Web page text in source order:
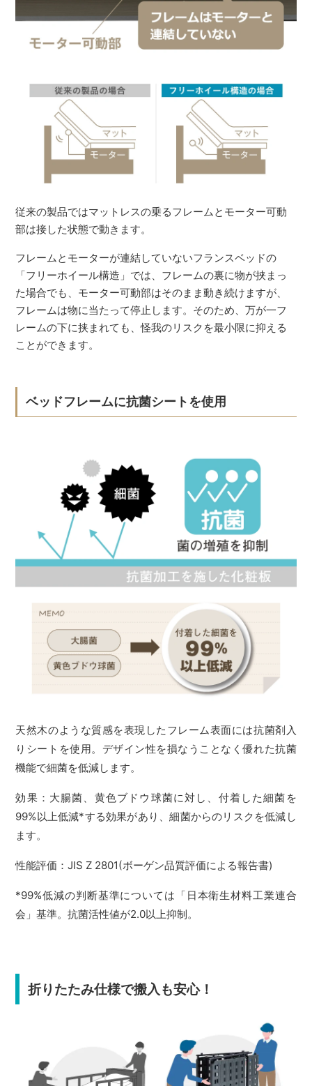
従来の製品ではマットレスの乗るフレームとモーター可動
部は接した状態で動きます。
フレームとモーターが連結していないフランスベッドの
「フリーホイール構造」では、フレームの裏に物が挟まっ
た場合でも、モーター可動部はそのまま動き続けますが、
フレームは物に当たって停止します。そのため、万が一フ
レームの下に挟まれても、怪我のリスクを最小限に抑える
ことができます。
ベッドフレームに抗菌シートを使用
天然木のような質感を表現したフレーム表面には抗菌剤入
りシートを使用。デザイン性を損なうことなく優れた抗菌
機能で細菌を低減します。
効果：大腸菌、黄色ブドウ球菌に対し、付着した細菌を
99%以上低減*する効果があり、細菌からのリスクを低減し
ます。
性能評価：JIS Z 2801(ボーゲン品質評価による報告書)
*99%低減の判断基準については「日本衛生材料工業連合
会」基準。抗菌活性値が2.0以上抑制。
折りたたみ仕様で搬入も安心！